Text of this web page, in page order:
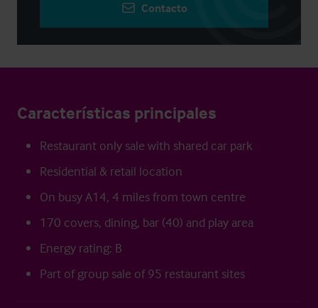
Contacto
Características principales
Restaurant only sale with shared car park
Residential & retail location
On busy A14, 4 miles from town centre
170 covers, dining, bar (40) and play area
Energy rating: B
Part of group sale of 95 restaurant sites